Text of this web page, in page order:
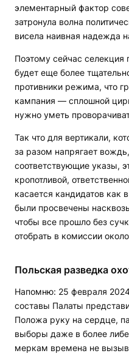
элементарный фактор
затронула волна
висела наивная надежда
Поэтому сейчас
будет еще более
противники режима, что
кампания — сплошной
нужно уметь
Так что для вертикали,
за разом напрягает
соответствующие указы,
кропотливой,
касается кандидатов как
были просвечены
чтобы все прошло без
отобрать в комиссии
Польская разведка
Напомню: 25 февраля
составы Палаты
Положа руку на сердце,
выборы даже в более
меркам времена не